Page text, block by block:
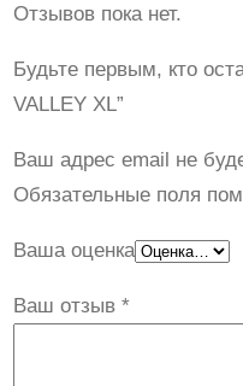
Отзывов пока нет.
Будьте первым, кто
VALLEY XL”
Ваш адрес email не
Обязательные поля
Ваша оценка
Ваш отзыв *